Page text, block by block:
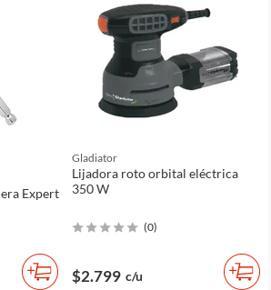
Expert
Gladiator
Lijadora roto orbital eléctrica
350 W
(0)
$2.799 c/u